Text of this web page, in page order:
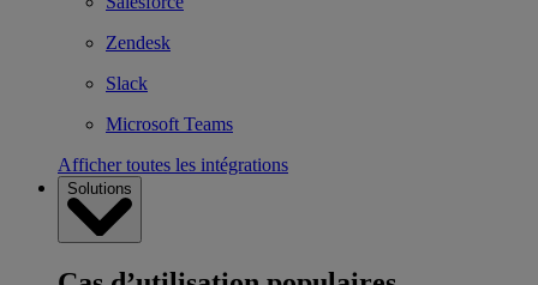
Zendesk
Slack
Microsoft Teams
Afficher toutes les intégrations
Solutions